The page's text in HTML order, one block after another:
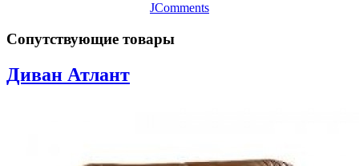
JComments
Сопутствующие товары
Диван Атлант